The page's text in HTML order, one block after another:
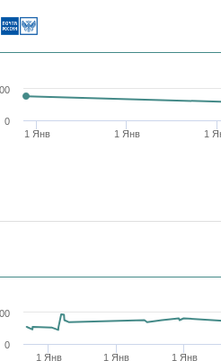
1 Янв 1 Янв 1
0
1 Янв 1 Янв 1 Янв
0